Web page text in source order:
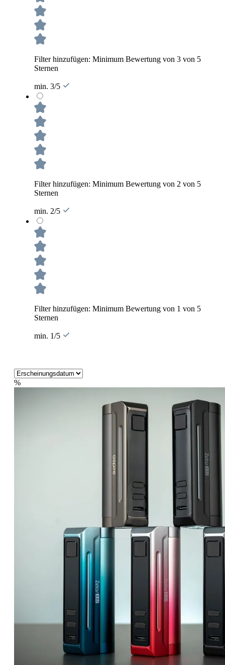
Filter hinzufügen: Minimum Bewertung von 3 von 5
Sternen
min. 3/5
Filter hinzufügen: Minimum Bewertung von 2 von 5
Sternen
min. 2/5
Filter hinzufügen: Minimum Bewertung von 1 von 5
Sternen
min. 1/5
%